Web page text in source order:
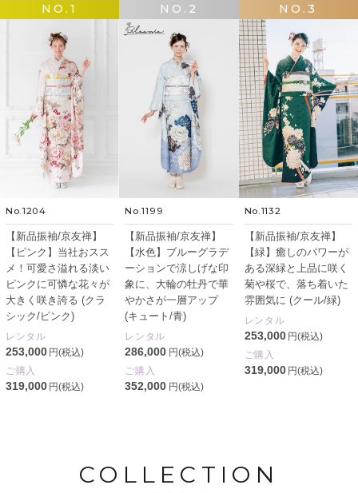
NO.1
No.1204
【新品振袖/京友禅】
【ピンク】当社おスス
メ！可愛さ溢れる淡い
ピンクに可憐な花々が
大きく咲き誇る (クラ
シック/ピンク)
レンタル
253,000 円(税込)
ご購入
319,000 円(税込)
NO.2
No.1199
【新品振袖/京友禅】
【水色】ブルーグラデ
ーションで涼しげな印
象に、大輪の牡丹で華
やかさが一層アップ
(キュート/青)
レンタル
286,000 円(税込)
ご購入
352,000 円(税込)
NO.3
No.1132
【新品振袖/京友禅】
【緑】癒しのパワーが
ある深緑と上品に咲く
菊や桜で、落ち着いた
雰囲気に (クール/緑)
レンタル
253,000 円(税込)
ご購入
319,000 円(税込)
COLLECTION